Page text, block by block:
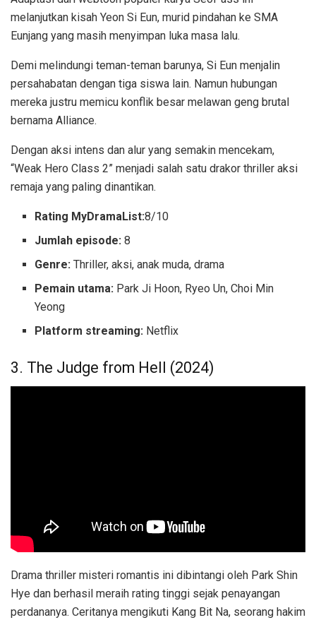
melanjutkan kisah Yeon Si Eun, murid pindahan ke SMA
Eunjang yang masih menyimpan luka masa lalu.
Demi melindungi teman-teman barunya, Si Eun menjalin
persahabatan dengan tiga siswa lain. Namun hubungan
mereka justru memicu konflik besar melawan geng brutal
bernama Alliance.
Dengan aksi intens dan alur yang semakin mencekam,
“Weak Hero Class 2” menjadi salah satu drakor thriller aksi
remaja yang paling dinantikan.
Rating MyDramaList:8/10
Jumlah episode: 8
Genre: Thriller, aksi, anak muda, drama
Pemain utama: Park Ji Hoon, Ryeo Un, Choi Min
Yeong
Platform streaming: Netflix
3. The Judge from Hell (2024)
Drama thriller misteri romantis ini dibintangi oleh Park Shin
Hye dan berhasil meraih rating tinggi sejak penayangan
perdananya. Ceritanya mengikuti Kang Bit Na, seorang hakim